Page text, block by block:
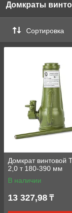
Домкраты
Сортировка
Домкрат винтовой
2,0 т 180-390 мм
В наличии
13 327,98 ₸